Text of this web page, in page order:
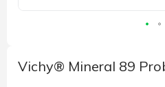
comienzo
de
Vichy® Mineral 89